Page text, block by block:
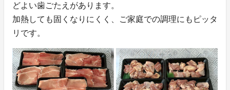
どよい歯ごたえがあります。
加熱しても固くなりにくく、ご家庭での調理にもピッタ
リです。